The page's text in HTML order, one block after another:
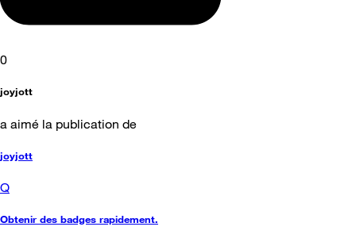
0
joyjott
a aimé la publication de
joyjott
Q
Obtenir des badges rapidement.